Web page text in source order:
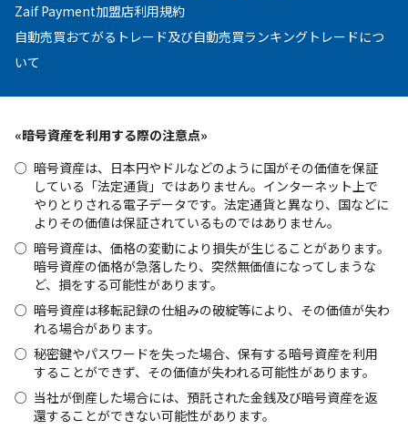
Zaif Payment加盟店利用規約
自動売買おてがるトレード及び自動売買ランキングトレードにつ
いて
«暗号資産を利用する際の注意点»
暗号資産は、日本円やドルなどのように国がその価値を保証
している「法定通貨」ではありません。インターネット上で
やりとりされる電子データです。法定通貨と異なり、国などに
よりその価値は保証されているものではありません。
暗号資産は、価格の変動により損失が生じることがあります。
暗号資産の価格が急落したり、突然無価値になってしまうな
ど、損をする可能性があります。
暗号資産は移転記録の仕組みの破綻等により、その価値が失わ
れる場合があります。
秘密鍵やパスワードを失った場合、保有する暗号資産を利用
することができず、その価値が失われる可能性があります。
当社が倒産した場合には、預託された金銭及び暗号資産を返
還することができない可能性があります。